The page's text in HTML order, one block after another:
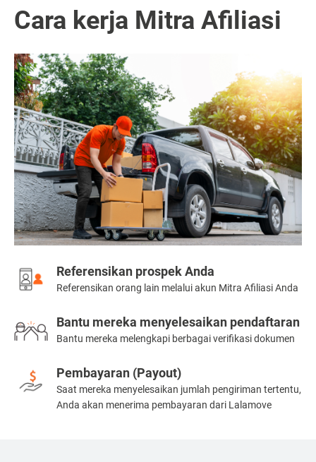
Cara kerja Mitra Afiliasi
Referensikan prospek Anda
Referensikan orang lain melalui akun Mitra Afiliasi Anda
Bantu mereka menyelesaikan pendaftaran
Bantu mereka melengkapi berbagai verifikasi dokumen
Pembayaran (Payout)
Saat mereka menyelesaikan jumlah pengiriman tertentu,
Anda akan menerima pembayaran dari Lalamove